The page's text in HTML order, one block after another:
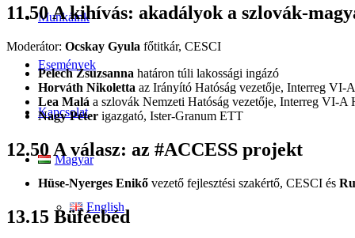
Munkáink
Események
Kapcsolat
Magyar
English
11.50 A kihívás: akadályok a szlovák-
Moderátor: Ocskay Gyula főtitkár, CESCI
Pelech Zsuzsanna határon túli lakossági ingázó
Horváth Nikoletta az Irányító Hatóság vezetője, Interreg VI-
Lea Malá a szlovák Nemzeti Hatóság vezetője, Interreg VI-A
Nagy Péter igazgató, Ister-Granum ETT
12.50 A válasz: az #ACCESS projekt
Hüse-Nyerges Enikő vezető fejlesztési szakértő, CESCI és
13.15 Büféebéd